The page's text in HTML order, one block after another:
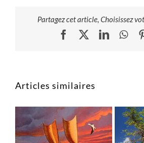
Partagez cet article, Choisissez
Facebook
X
Articles similaires